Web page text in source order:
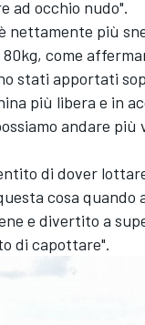
ad occhio nudo".
nettamente più
come
stati apportati
più libera e in
andare
di dover
cosa quando
e divertito a
di capottare".